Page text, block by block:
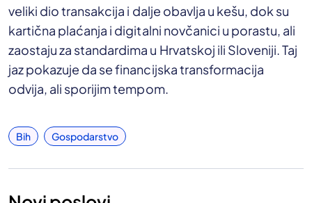
veliki dio transakcija i dalje obavlja u kešu, dok su
kartična plaćanja i digitalni novčanici u porastu, ali
zaostaju za standardima u Hrvatskoj ili Sloveniji. Taj
jaz pokazuje da se financijska transformacija
odvija, ali sporijim tempom.
Bih Gospodarstvo